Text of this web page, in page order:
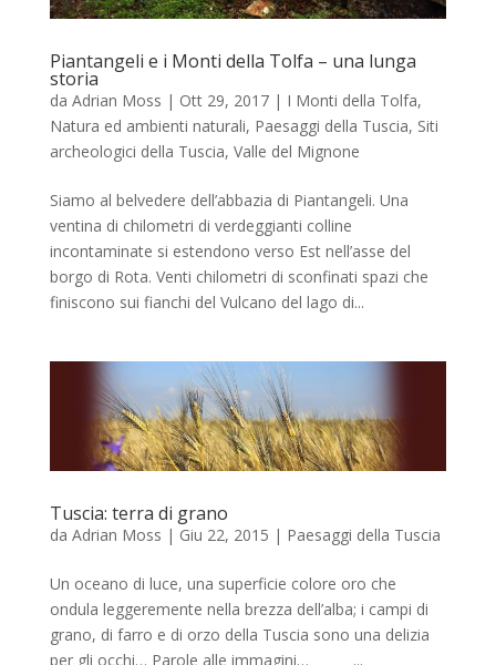
Piantangeli e i Monti della Tolfa – una lunga
storia
da Adrian Moss | Ott 29, 2017| I Monti della Tolfa,
Natura ed ambienti naturali, Paesaggi della Tuscia, Siti
archeologici della Tuscia, Valle del Mignone
Siamo al belvedere dell’abbazia di Piantangeli. Una
ventina di chilometri di verdeggianti colline
incontaminate si estendono verso Est nell’asse del
borgo di Rota. Venti chilometri di sconfinati spazi che
finiscono sui fianchi del Vulcano del lago di...
Tuscia: terra di grano
da Adrian Moss | Giu 22, 2015 | Paesaggi della Tuscia
Un oceano di luce, una superficie colore oro che
ondula leggeremente nella brezza dell’alba; i campi di
grano, di farro e di orzo della Tuscia sono una delizia
per gli occhi… Parole alle immagini… ...